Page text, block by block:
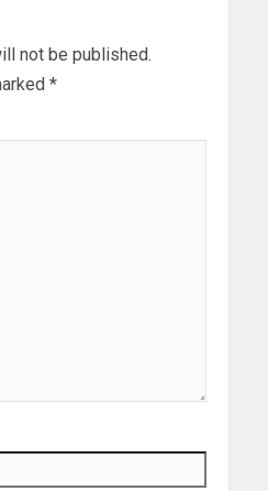
not be published.
*